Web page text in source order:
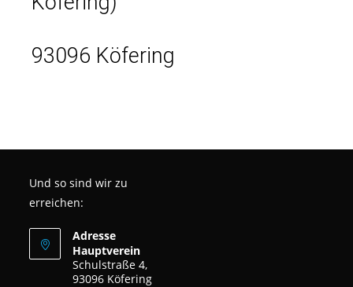
93096 Köfering
Und so sind wir zu
erreichen:
Adresse
Hauptverein
Schulstraße 4,
93096 Köfering